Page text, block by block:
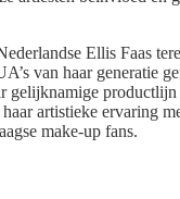
Ellis Faas
van haar generatie
gelijknamige
artistieke ervaring
make-up fans.